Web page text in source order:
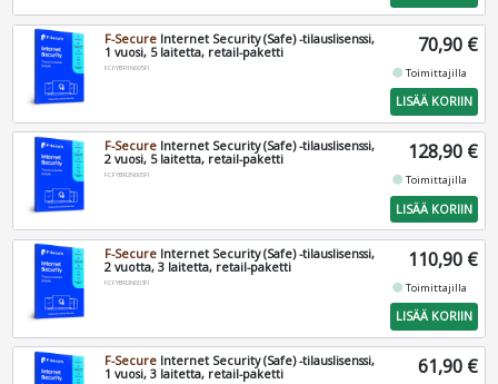
F-Secure Internet Security (Safe) -tilauslisenssi,
1 vuosi, 5 laitetta, retail-paketti
FCFYBR1N005FI
70,90 €
fiber_manual_recordToimittajilla
LISÄÄ KORIIN
F-Secure Internet Security (Safe) -tilauslisenssi,
2 vuosi, 5 laitetta, retail-paketti
FCFYBR2N005FI
128,90 €
fiber_manual_recordToimittajilla
LISÄÄ KORIIN
F-Secure Internet Security (Safe) -tilauslisenssi,
2 vuotta, 3 laitetta, retail-paketti
FCFYBR2N003FI
110,90 €
fiber_manual_recordToimittajilla
LISÄÄ KORIIN
F-Secure Internet Security (Safe) -tilauslisenssi,
1 vuosi, 3 laitetta, retail-paketti
61,90 €